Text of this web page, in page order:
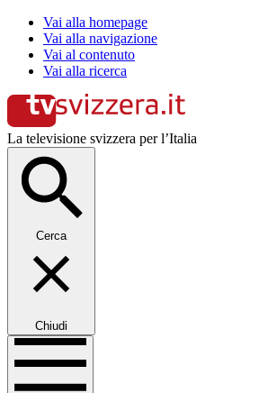
Vai alla homepage
Vai alla navigazione
Vai al contenuto
Vai alla ricerca
La televisione svizzera per l’Italia
Cerca
Chiudi